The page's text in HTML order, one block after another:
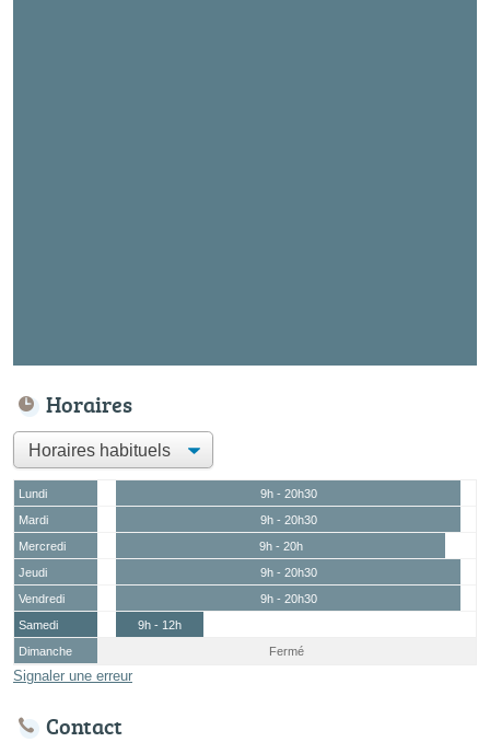
Horaires
Lundi
9h - 20h30
Mardi
9h - 20h30
Mercredi
9h - 20h
Jeudi
9h - 20h30
Vendredi
9h - 20h30
Samedi
9h - 12h
Dimanche
Fermé
Signaler une erreur
Contact